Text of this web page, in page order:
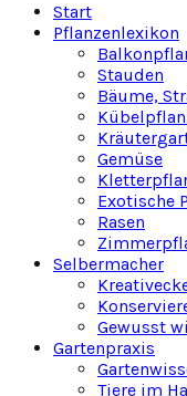
Start
Pflanzenlexikon
Stauden
Bäume,
Gemüse
Exotische
Rasen
Selbermacher
Gewusst
Gartenpraxis
Tiere im